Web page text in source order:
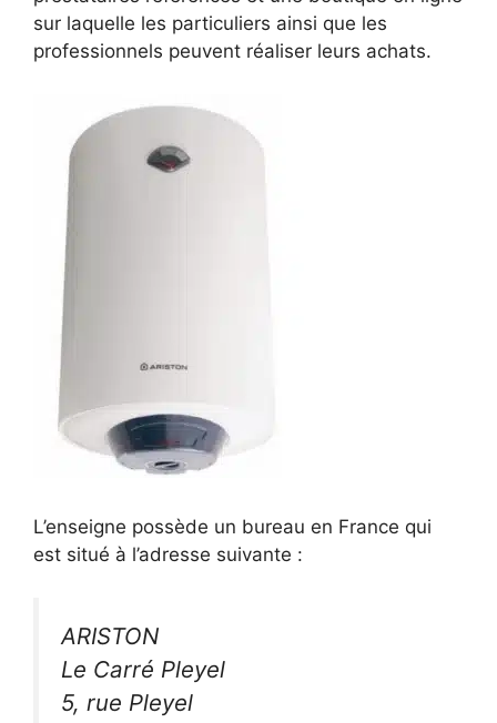
sur laquelle les particuliers ainsi que les
professionnels peuvent réaliser leurs achats.
L’enseigne possède un bureau en France qui
est situé à l’adresse suivante :
ARISTON
Le Carré Pleyel
5, rue Pleyel